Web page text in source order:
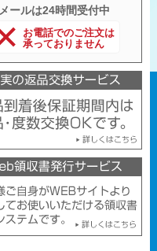
メールは24時間受付中
お電話でのご注文は
承っておりません